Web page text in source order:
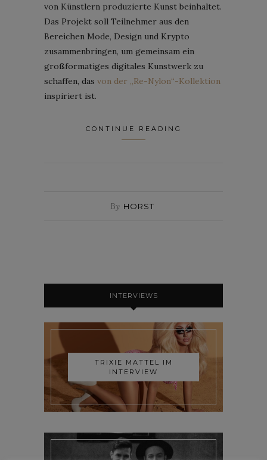
von Künstlern produzierte Kunst beinhaltet.
Das Projekt soll Teilnehmer aus den
Bereichen Mode, Design und Krypto
zusammenbringen, um gemeinsam ein
großformatiges digitales Kunstwerk zu
schaffen, das von der „Re-Nylon“-Kollektion
inspiriert ist.
CONTINUE READING
By HORST
INTERVIEWS
TRIXIE MATTEL IM
INTERVIEW